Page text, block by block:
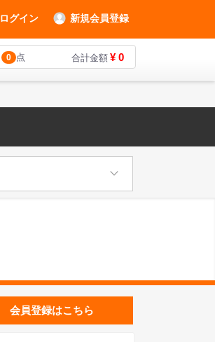
ログイン 新規会員登録
0 点 合計金額 ¥ 0
会員登録はこちら